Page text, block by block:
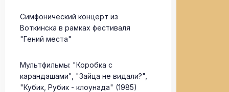
Симфонический концерт из
Воткинска в рамках фестиваля
"Гений места"
Мультфильмы: "Коробка с
карандашами", "Зайца не видали?",
"Кубик, Рубик - клоунада" (1985)